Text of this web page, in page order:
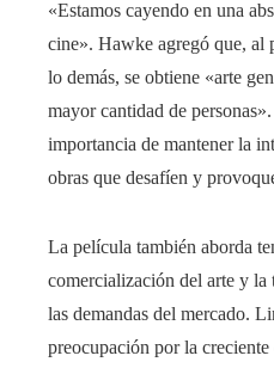
«Estamos cayendo en una
cine». Hawke agregó que, al
lo demás, se obtiene «arte
mayor cantidad de
importancia de mantener la
obras que desafíen y
La película también aborda
comercialización del arte y
las demandas del mercado.
preocupación por la